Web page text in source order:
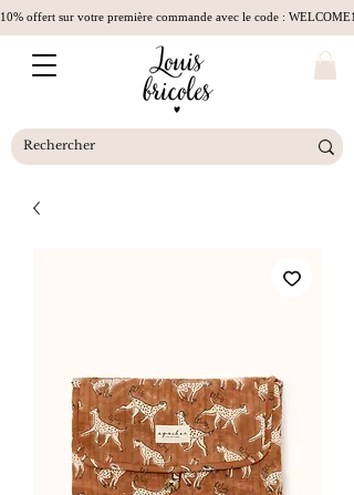
10% offert sur votre première commande avec le code :